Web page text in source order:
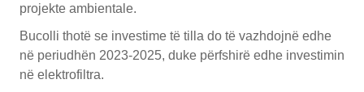
projekte ambientale.
Bucolli thotë se investime të tilla do të vazhdojnë edhe
në periudhën 2023-2025, duke përfshirë edhe investimin
në elektrofiltra.